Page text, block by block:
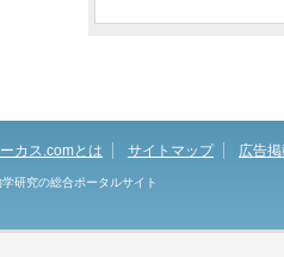
カス.comとは サイトマップ 広告
研究の総合ポータルサイト